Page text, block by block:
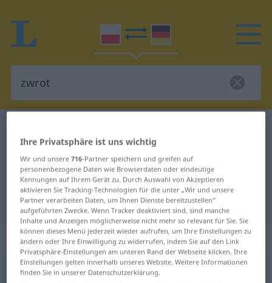
Polnisch-Deutsch Übersetzung für
"zwrot"
"zwrot" Deutsch Übersetzung
„zwrot“: rodzaj męski
zwrotm <-u ;-y>
Ihre Privatsphäre ist uns wichtig
Wir und unsere716-Partner speichern und greifen auf
personenbezogene Daten wie Browserdaten oder eindeutige
Kennungen auf Ihrem Gerät zu. Durch Auswahl von Akzeptieren
aktivieren Sie Tracking-Technologien für die unter „Wir und unsere
Partner verarbeiten Daten, um Ihnen Dienste bereitzustellen“
aufgeführten Zwecke. Wenn Tracker deaktiviert sind, sind manche
Inhalte und Anzeigen möglicherweise nicht mehr so relevant für Sie. Sie
können dieses Menü jederzeit wieder aufrufen, um Ihre Einstellungen zu
ändern oder Ihre Einwilligung zu widerrufen, indem Sie auf den Link
Privatsphäre-Einstellungen am unteren Rand der Webseite klicken. Ihre
Einstellungen gelten innerhalb unseres Website. Weitere Informationen
finden Sie in unserer Datenschutzerklärung.